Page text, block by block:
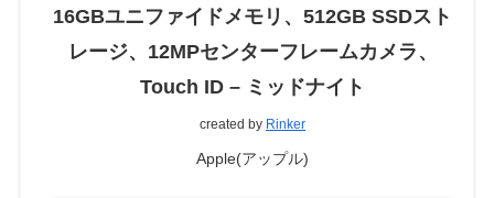
16GBユニファイドメモリ、512GB SSDスト
レージ、12MPセンターフレームカメラ、
Touch ID – ミッドナイト
created by Rinker
Apple(アップル)